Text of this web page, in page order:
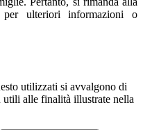
ulteriori informazioni o
utilizzati si avvalgono di
utili alle finalità illustrate nella